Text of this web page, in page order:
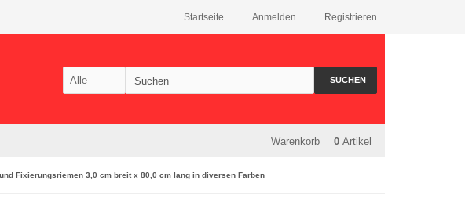
Registrieren
Anmelden
Startseite
SUCHEN
Warenkorb 0 Artikel
Fixierungsriemen 3,0 cm breit x 80,0 cm lang in diversen Farben